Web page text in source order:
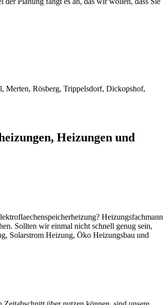
Merten, Rösberg, Trippelsdorf, Dickopshof,
Heizungen und
Heizungsfachmann
Sollten wir einmal nicht schnell genug sein,
Solarstrom Heizung, Öko Heizungsbau und